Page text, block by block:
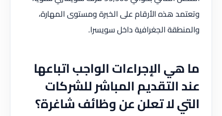
وتعتمد هذه الأرقام على الخبرة ومستوى المهارة،
والمنطقة الجغرافية داخل سويسرا.
ما هي الإجراءات الواجب اتباعها
عند التقديم المباشر للشركات
التي لا تعلن عن وظائف شاغرة؟